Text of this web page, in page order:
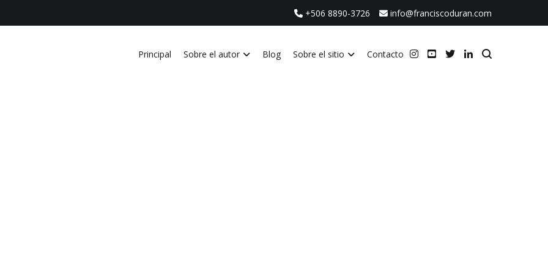
+506 8890-3726 info@franciscoduran.com
Principal Sobre el autor Blog Sobre el sitio Contacto